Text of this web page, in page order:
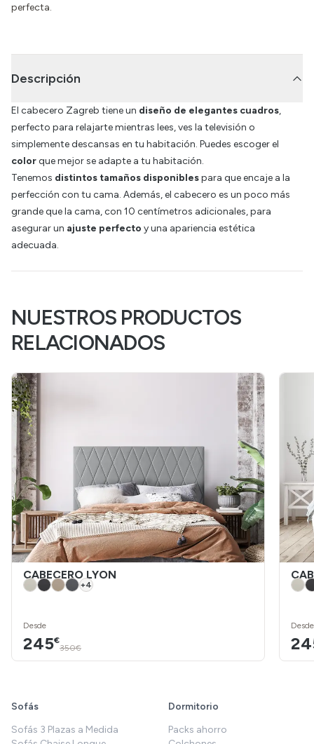
perfecta.
Descripción
El cabecero Zagreb tiene un diseño de elegantes cuadros,
perfecto para relajarte mientras lees, ves la televisión o
simplemente descansas en tu habitación. Puedes escoger el
colorque mejor se adapte a tu habitación.
Tenemos distintos tamaños disponiblespara que encaje a la
perfección con tu cama. Además, el cabecero es un poco más
grande que la cama, con 10 centímetros adicionales, para
asegurar un ajuste perfecto y una apariencia estética
adecuada.
NUESTROS PRODUCTOS
RELACIONADOS
CABECERO LYON
+4
Desde
245€
350€
Desde
Sofás
Sofás 3 Plazas a Medida
Dormitorio
Packs ahorro